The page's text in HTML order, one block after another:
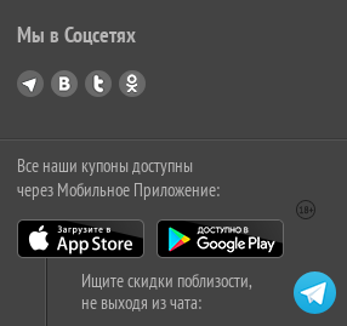
Мы в Соцсетях
Все наши купоны доступны
через Мобильное Приложение:
Ищите скидки поблизости,
не выходя из чата: